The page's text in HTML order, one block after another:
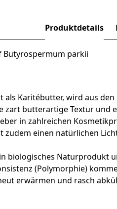
Produktdetails
Butyrospermum parkii
als Karitébutter, wird aus
zart butterartige Textur
in zahlreichen
einen natürlichen
biologisches
(Polymorphie)
erwärmen und rasch